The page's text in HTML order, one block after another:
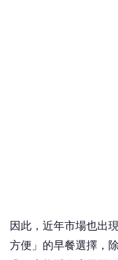
因此，近年市場也出
方便」的早餐選擇，